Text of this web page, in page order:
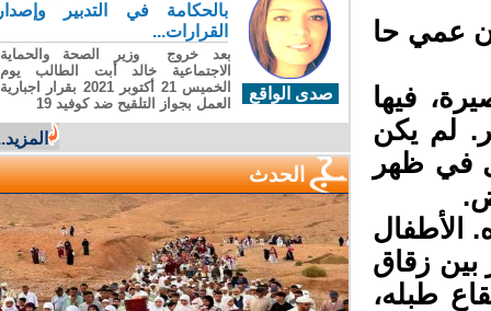
عمي حا
فيها
لم يكن
في ظهر
الأطفال
زقاق
طبله،
صدى الواقع
بالحكامة في التدبير وإصدار
القرارات...
بعد خروج وزير الصحة والحماية
الاجتماعية خالد أبت الطالب يوم
الخميس 21 أكتوبر 2021 بقرار اجبارية
العمل بجواز التلقيح ضد كوفيد 19
المزيد...
الحدث